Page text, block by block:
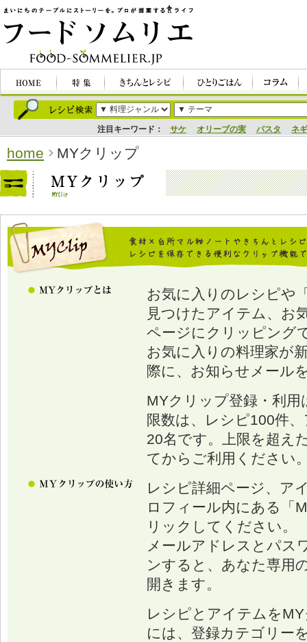
注目キーワード： サケ オリーブの実 パスタ ネギ
home MYクリップ
お気に入りのレシピや
見つけたアイテム、お
ページにクリッピング
お気に入りの料理家が
際に、お知らせメール
MYクリップ登録・利
限数は、レシピ100件
20名です。上限を超え
てからご利用ください
レシピ詳細ページ、ア
ロフィール内にある「
リックしてください。
メールアドレスとパス
ンすると、あなた専用
開きます。
レシピとアイテムを
には、登録カテゴリー